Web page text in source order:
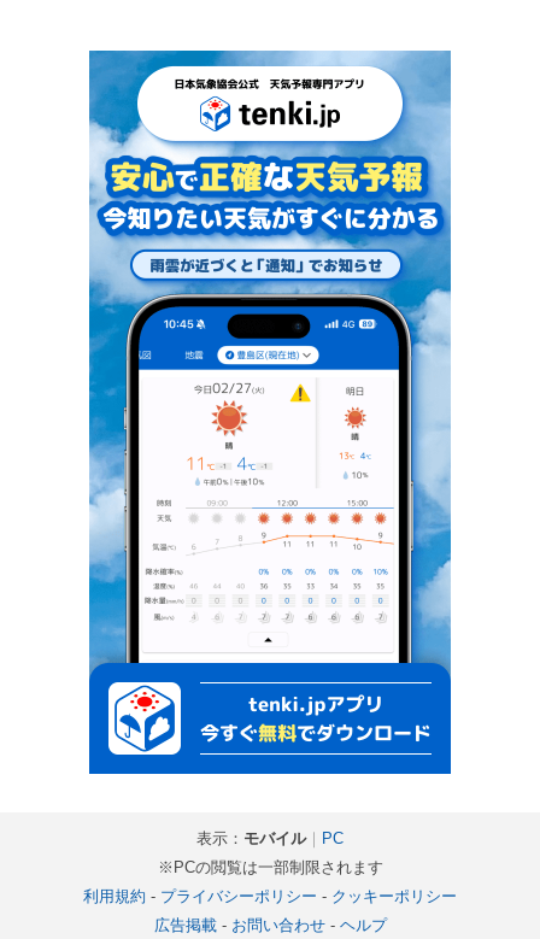
表示： モバイル｜ PC
※PCの閲覧は一部制限されます
利用規約 - プライバシーポリシー - クッキーポリシー
広告掲載- お問い合わせ- ヘルプ